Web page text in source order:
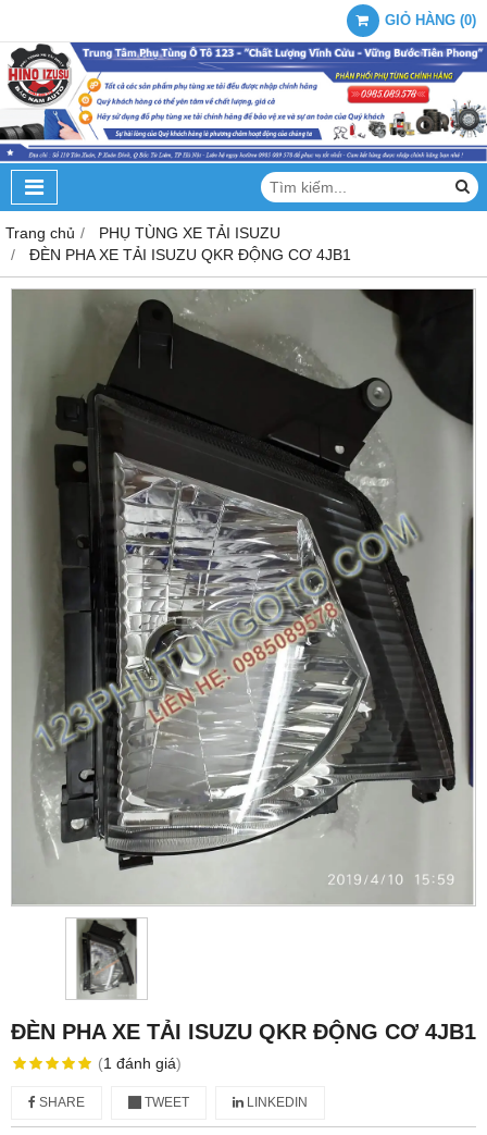
GIỎ HÀNG (0)
Trang chủ
PHỤ TÙNG XE TẢI ISUZU
ĐÈN PHA XE TẢI ISUZU QKR ĐỘNG CƠ 4JB1
ĐÈN PHA XE TẢI ISUZU QKR ĐỘNG CƠ 4JB1
(1 đánh giá)
SHARE TWEET LINKEDIN